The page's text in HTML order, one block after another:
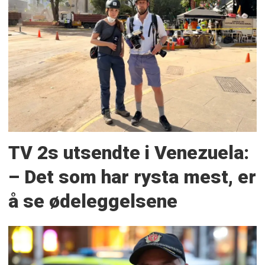
TV 2s utsendte i Venezuela:
– Det som har rysta mest, er
å se ødeleggelsene